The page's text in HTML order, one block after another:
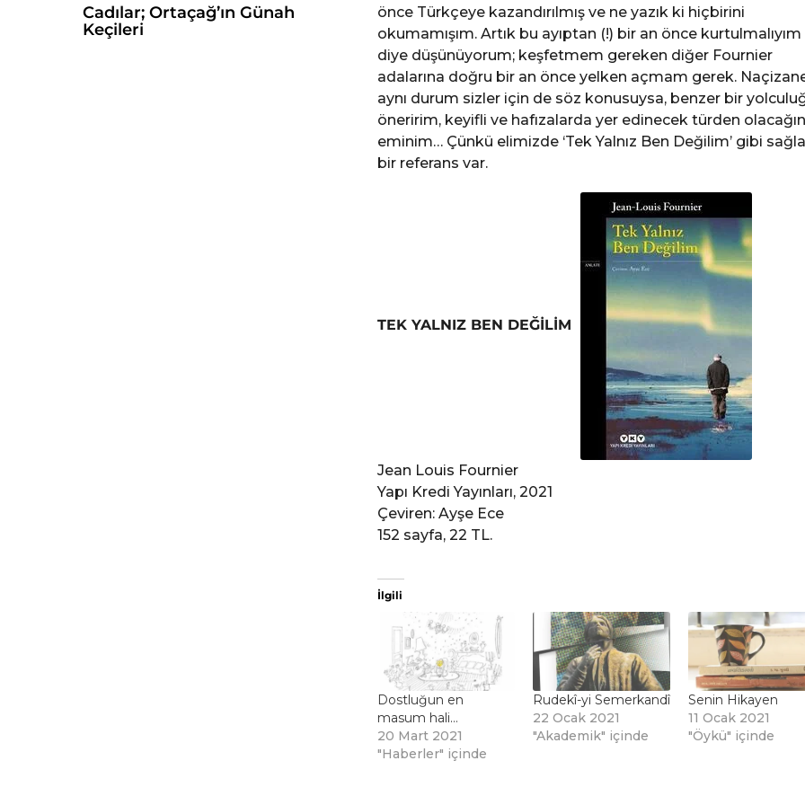
önce Türkçeye kazandırılmış ve ne yazık ki hiçbirini
okumamışım. Artık bu ayıptan (!) bir an önce kurtulmalıyım
diye düşünüyorum; keşfetmem gereken diğer Fournier
adalarına doğru bir an önce yelken açmam gerek.
aynı durum sizler için de söz konusuysa, benzer bir
öneririm, keyifli ve hafızalarda yer edinecek türden
eminim… Çünkü elimizde ‘Tek Yalnız Ben Değilim’ gibi
bir referans var.
TEK YALNIZ BEN DEĞİLİM
Jean Louis Fournier
Yapı Kredi Yayınları, 2021
Çeviren: Ayşe Ece
152 sayfa, 22 TL.
İlgili
Dostluğun en
masum hali…
20 Mart 2021
"Haberler" içinde
Rudekî-yi Semerkandî
22 Ocak 2021
"Akademik" içinde
Senin Hikayen
11 Ocak 2021
"Öykü" içinde
Cadılar; Ortaçağ’ın Günah
Keçileri